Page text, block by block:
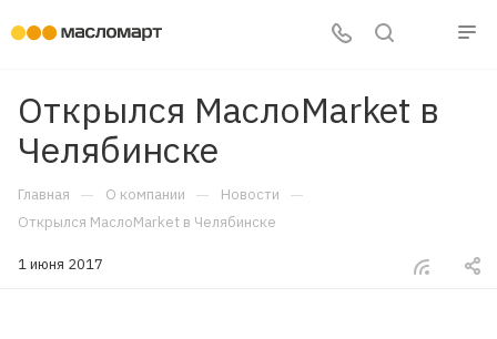
Открылся МаслоMarket в
Челябинске
Главная — О компании — Новости —
Открылся МаслоMarket в Челябинске
1 июня 2017